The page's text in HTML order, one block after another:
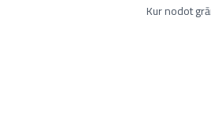
Kur nodot